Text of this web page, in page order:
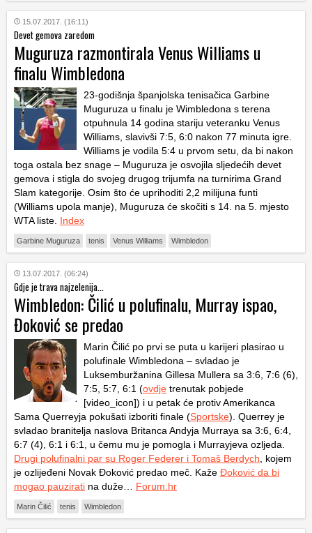
15.07.2017. (16:11)
Devet gemova zaredom
Muguruza razmontirala Venus Williams u
finalu Wimbledona
23-godišnja španjolska tenisačica Garbine
Muguruza u finalu je Wimbledona s terena
otpuhnula 14 godina stariju veteranku Venus
Williams, slavivši 7:5, 6:0 nakon 77 minuta igre.
Williams je vodila 5:4 u prvom setu, da bi nakon
toga ostala bez snage – Muguruza je osvojila sljedećih devet
gemova i stigla do svojeg drugog trijumfa na turnirima Grand
Slam kategorije. Osim što će uprihoditi 2,2 milijuna funti
(Williams upola manje), Muguruza će skočiti s 14. na 5. mjesto
WTA liste. Index
Garbine Muguruza tenis Venus Williams Wimbledon
13.07.2017. (06:24)
Gdje je trava najzelenija...
Wimbledon: Čilić u polufinalu, Murray ispao,
Đoković se predao
Marin Čilić po prvi se puta u karijeri plasirao u
polufinale Wimbledona – svladao je
Luksemburžanina Gillesa Mullera sa 3:6, 7:6 (6),
7:5, 5:7, 6:1 (ovdje trenutak pobjede
[video_icon]) i u petak će protiv Amerikanca
Sama Querreyja pokušati izboriti finale (Sportske). Querrey je
svladao branitelja naslova Britanca Andyja Murraya sa 3:6, 6:4,
6:7 (4), 6:1 i 6:1, u čemu mu je pomogla i Murrayjeva ozljeda.
Drugi polufinalni par su Roger Federer i Tomaš Berdych , kojem
je ozlijeđeni Novak Đoković predao meč. Kaže Đoković da bi
mogao pauzirati na duže… Forum.hr
Marin Čilić tenis Wimbledon